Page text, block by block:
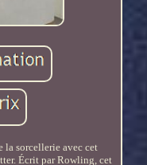
la sorcellerie avec cet
Écrit par Rowling, cet